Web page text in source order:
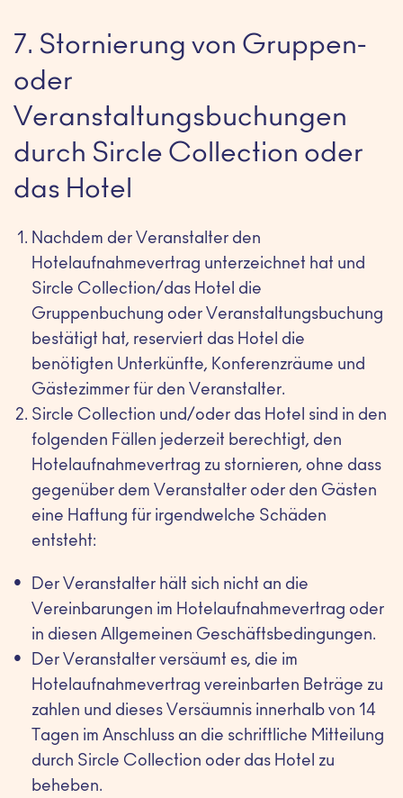
7. Stornierung von Gruppen-
oder
Veranstaltungsbuchungen
durch Sircle Collection oder
das Hotel
Nachdem der Veranstalter den
Hotelaufnahmevertrag unterzeichnet hat und
Sircle Collection/das Hotel die
Gruppenbuchung oder Veranstaltungsbuchung
bestätigt hat, reserviert das Hotel die
benötigten Unterkünfte, Konferenzräume und
Gästezimmer für den Veranstalter.
Sircle Collection und/oder das Hotel sind in den
folgenden Fällen jederzeit berechtigt, den
Hotelaufnahmevertrag zu stornieren, ohne dass
gegenüber dem Veranstalter oder den Gästen
eine Haftung für irgendwelche Schäden
entsteht:
Der Veranstalter hält sich nicht an die
Vereinbarungen im Hotelaufnahmevertrag oder
in diesen Allgemeinen Geschäftsbedingungen.
Der Veranstalter versäumt es, die im
Hotelaufnahmevertrag vereinbarten Beträge zu
zahlen und dieses Versäumnis innerhalb von 14
Tagen im Anschluss an die schriftliche Mitteilung
durch Sircle Collection oder das Hotel zu
beheben.